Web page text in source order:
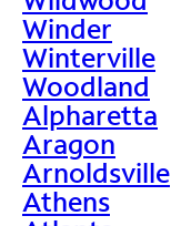
Winder
Winterville
Woodland
Alpharetta
Aragon
Arnoldsville
Athens